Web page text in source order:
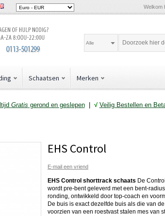
Welkom
Alle
Schaatsen Merken
Gratis gerond en geslepen| √ Veilig Bestellen en
EHS Control
E-mail een vriend
EHS Control shorttrack schaats De
wordt pre-bent geleverd met een bent-
ronding, ontwikkeld door top-coach en
De buis is exact dezelfde buis als die van
voorzien van een roestvast stalen mes van